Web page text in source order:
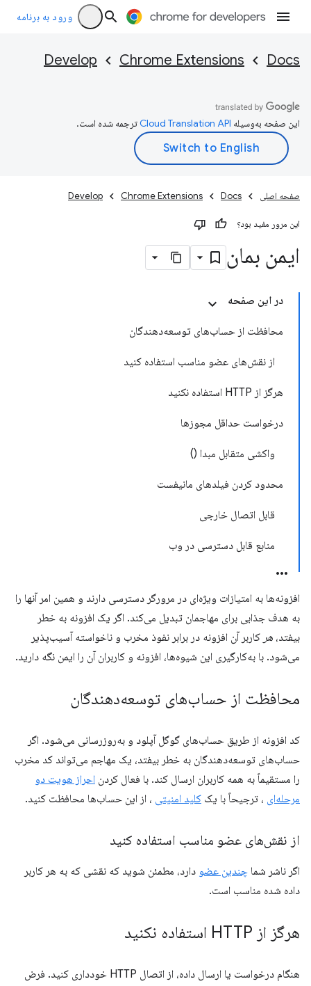
ورود به برنامه
Docs
Chrome Extensions
Develop
این صفحه به‌وسیله ترجمه شده است.
صفحه اصلی Docs
Chrome Extensions
Develop
این مرور مفید بود؟
ایمن بمان
در این صفحه
محافظت از حساب‌های توسعه‌دهندگان
از نقش‌های عضو مناسب استفاده کنید
هرگز از HTTP استفاده نکنید
درخواست حداقل مجوزها
واکشی متقابل مبدا ()
محدود کردن فیلدهای مانیفست
قابل اتصال خارجی
منابع قابل دسترسی در وب
افزونه‌ها به امتیازات ویژه‌ای در مرورگر دسترسی دارند و همین امر آنها را
به هدف جذابی برای مهاجمان تبدیل می‌کند. اگر یک افزونه به خطر
بیفتد، هر کاربر آن افزونه در برابر نفوذ مخرب و ناخواسته آسیب‌پذیر
می‌شود. با به‌کارگیری این شیوه‌ها، افزونه و کاربران آن را ایمن نگه دارید.
محافظت از حساب‌های توسعه‌دهندگان
کد افزونه از طریق حساب‌های گوگل آپلود و به‌روزرسانی می‌شود. اگر
حساب‌های توسعه‌دهندگان به خطر بیفتد، یک مهاجم می‌تواند کد مخرب
را مستقیماً به همه کاربران ارسال کند. با فعال کردن احراز هویت دو
مرحله‌ای ، ترجیحاً با یک کلید امنیتی ، از این حساب‌ها محافظت کنید.
از نقش‌های عضو مناسب استفاده کنید
اگر ناشر شما چندین عضو دارد، مطمئن شوید که نقشی که به هر کاربر
داده شده مناسب است.
هرگز از HTTP استفاده نکنید
هنگام درخواست یا ارسال داده، از اتصال HTTP خودداری کنید. فرض